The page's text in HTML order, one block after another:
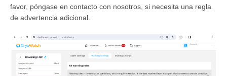
favor, póngase en contacto con nosotros, si necesita una regla
de advertencia adicional.